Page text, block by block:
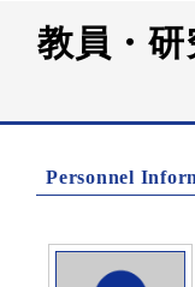
教員・
Personnel